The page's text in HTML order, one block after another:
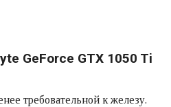
требовательной к железу.